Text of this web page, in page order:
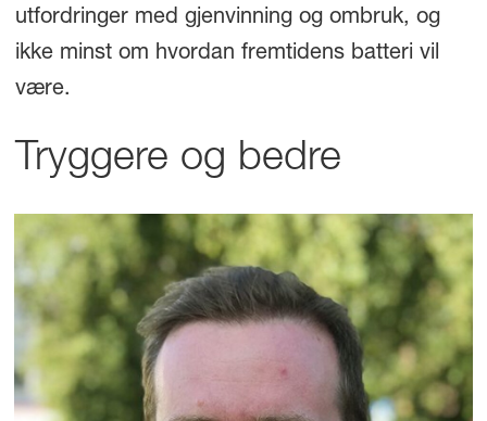
utfordringer med gjenvinning og ombruk, og
ikke minst om hvordan fremtidens batteri vil
være.
Tryggere og bedre